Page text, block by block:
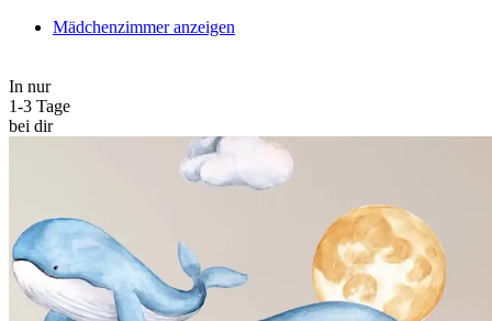
Mädchenzimmer anzeigen
In nur
1-3 Tage
bei dir